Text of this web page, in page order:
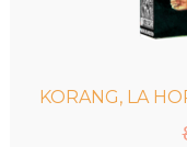
KORANG, LA